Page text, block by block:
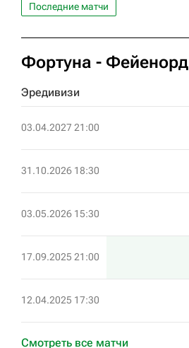
Последние матчи
Фортуна -
Эредивизи
03.04.2027 21:00
31.10.2026 18:30
03.05.2026 15:30
17.09.2025 21:00
12.04.2025 17:30
Смотреть все матчи